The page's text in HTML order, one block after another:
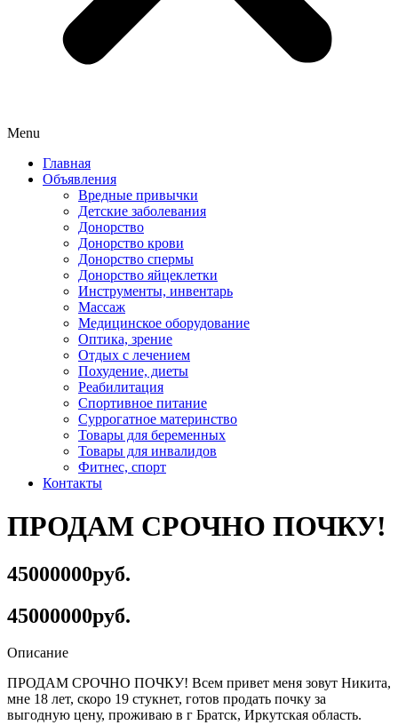
Menu
Главная
Объявления
Вредные привычки
Детские заболевания
Донорство
Донорство крови
Донорство спермы
Донорство яйцеклетки
Инструменты, инвентарь
Массаж
Медицинское оборудование
Оптика, зрение
Отдых с лечением
Похудение, диеты
Реабилитация
Спортивное питание
Суррогатное материнство
Товары для беременных
Товары для инвалидов
Фитнес, спорт
Контакты
ПРОДАМ СРОЧНО ПОЧКУ!
45000000руб.
45000000руб.
Описание
ПРОДАМ СРОЧНО ПОЧКУ! Всем привет меня зовут Никита,
мне 18 лет, скоро 19 стукнет, готов продать почку за
выгодную цену, проживаю в г Братск, Иркутская область.